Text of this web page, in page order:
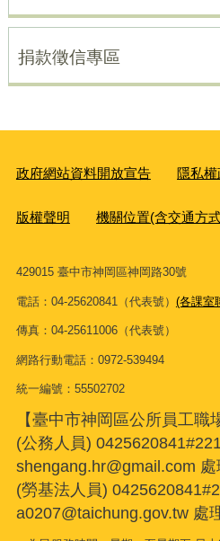
捐款徵信專區
政府網站資料開放宣告 隱私
版權聲明 機關位置(含交通方
429015 臺中市神岡區神岡路30號
電話：04-25620841（代表號） (各課室
傳真：04-25611006（代表號）
網路行動電話：0972-539494
統一編號：55502702
【臺中市神岡區公所員工職
(公務人員)
shengang.hr@gmail.com
(勞基法人員)
a0207@taichung.gov.tw 處